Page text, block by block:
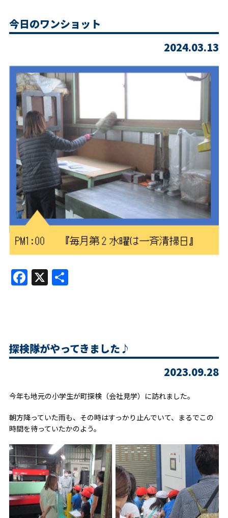
今日のワンショット
2024.03.13
Facebook
X 共
有
探検隊がやってきました♪
2023.09.28
今年も地元の小学生が町探検（会社見学）に訪れました。
朝方降っていた雨も、その時はすっかり止んでいて、まるでこの
時間を待っていたかのよう。